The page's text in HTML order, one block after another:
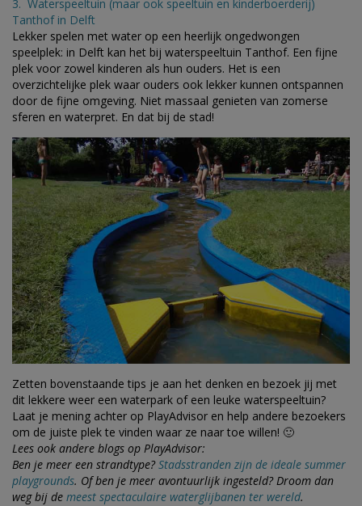
3. Waterspeeltuin (maar ook speeltuin en kinderboerderij)
Tanthof in Delft
Lekker spelen met water op een heerlijk ongedwongen
speelplek: in Delft kan het bij waterspeeltuin Tanthof. Een fijne
plek voor zowel kinderen als hun ouders. Het is een
overzichtelijke plek waar ouders ook lekker kunnen ontspannen
door de fijne omgeving. Niet massaal genieten van zomerse
sferen en waterpret. En dat bij de stad!
Zetten bovenstaande tips je aan het denken en bezoek jij met
dit lekkere weer een waterpark of een leuke waterspeeltuin?
Laat je mening achter op PlayAdvisor en help andere bezoekers
om de juiste plek te vinden waar ze naar toe willen! 🙂
Lees ook andere blogs op PlayAdvisor:
Ben je meer een strandtype?Stadsstranden zijn de ideale summer
playgrounds. Of ben je meer avontuurlijk ingesteld? Droom dan
weg bij de meest spectaculaire waterglijbanen ter wereld.